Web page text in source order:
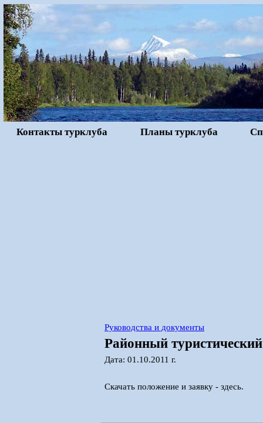
Контакты турклуба Планы турклуба
Руководства и документы
Районный туристический
Дата: 01.10.2011 г.
Скачать положение и заявку - здесь.